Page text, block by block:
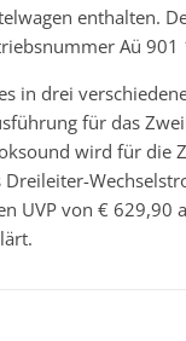
enthalten.
Aü 901
in drei
für das
wird für die
UVP von € 629,90